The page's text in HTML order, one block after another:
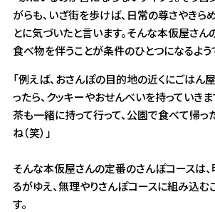
がらも、いざ街を歩けば、日常の尊さやきら
とに気づいたと言います。そんな本仮屋さん
食べ物を伴うことが条件のひとつになるよう
「例えば、おさんぽの目的地の近くにごはん
ったら、クッキーやおせんべいを持っていき
茶も一緒に持って行って、公園で食べて帰っ
ね（笑）」
そんな本仮屋さんの定番のさんぽコースは、
るがゆえ、無理やりさんぽコースに組み込む
す。